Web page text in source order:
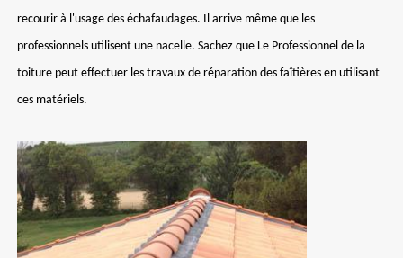
recourir à l'usage des échafaudages. Il arrive même que les
professionnels utilisent une nacelle. Sachez que Le Professionnel de la
toiture peut effectuer les travaux de réparation des faîtières en utilisant
ces matériels.